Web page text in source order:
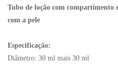
Tubo de loção com compartimento
com a pele
Especificação:
Diâmetro: 30 ml mais 30 ml